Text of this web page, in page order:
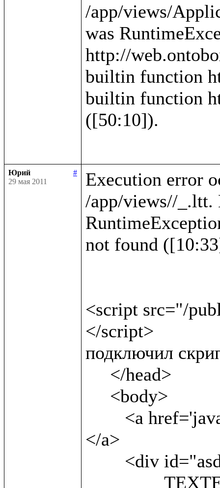
/app/views/
was
http://
builtin function
builtin function
([50:10]).
Юрий
#
29 мая 2011
Execution error
/app/views//_.ltt.
not found
<script src="/
</script>
подключил
</a>